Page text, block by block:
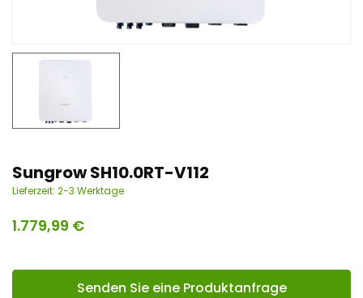
Sungrow SH10.0RT-V112
Lieferzeit: 2-3 Werktage
1.779,99 €
Senden Sie eine Produktanfrage